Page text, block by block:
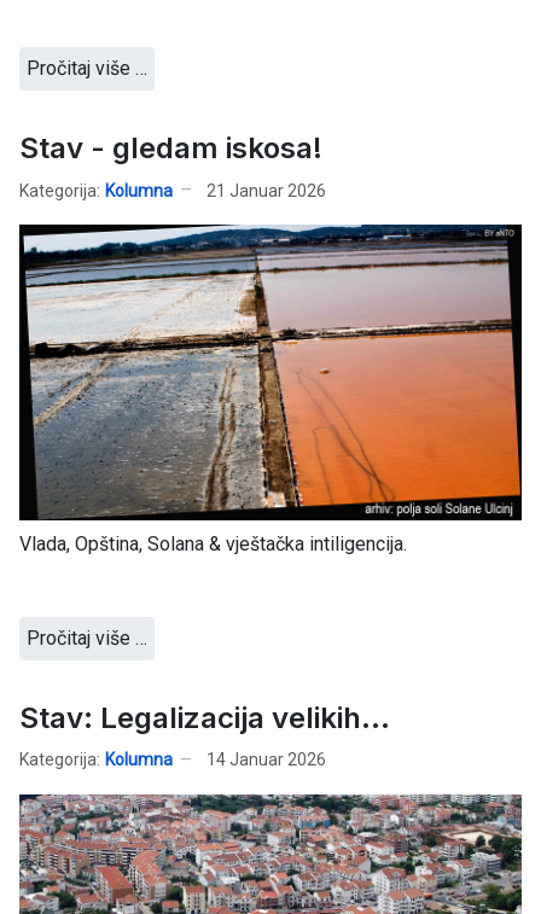
Pročitaj više …
Stav - gledam iskosa!
Kategorija: Kolumna 21 Januar 2026
Vlada, Opština, Solana & vještačka intiligencija.
Pročitaj više …
Stav: Legalizacija velikih...
Kategorija: Kolumna 14 Januar 2026